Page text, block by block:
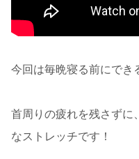
今回は毎晩寝る前にでき
首周りの疲れを残さずに
なストレッチです！